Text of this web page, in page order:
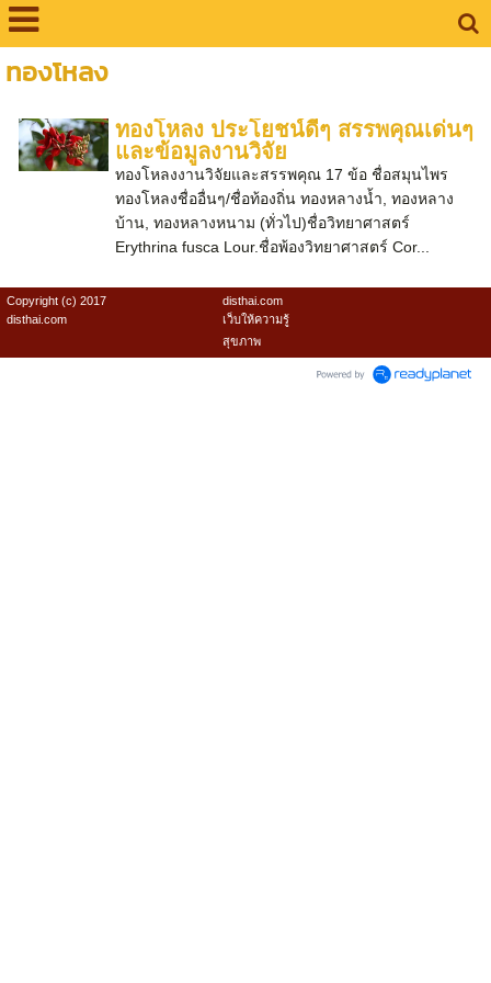
ทองโหลง
ทองโหลง ประโยชน์ดีๆ สรรพคุณเด่นๆ
และข้อมูลงานวิจัย
ทองโหลงงานวิจัยและสรรพคุณ 17 ข้อ ชื่อสมุนไพร
ทองโหลงชื่ออื่นๆ/ชื่อท้องถิ่น ทองหลางน้ำ, ทองหลาง
บ้าน, ทองหลางหนาม (ทั่วไป)ชื่อวิทยาศาสตร์
Erythrina fusca Lour.ชื่อพ้องวิทยาศาสตร์ Cor...
Copyright (c) 2017
disthai.com
disthai.com
เว็บให้ความรู้
สุขภาพ